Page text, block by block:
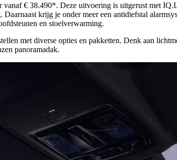
€ 38.490*. Deze uitvoering is uitgerust met
krijg je onder meer een antidiefstal
en stoelverwarming.
met diverse opties en pakketten. Denk aan
panoramadak.